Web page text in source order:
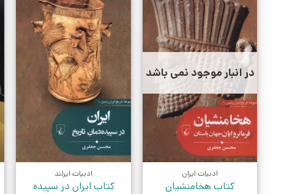
در انبار موجود نمی باشد
ادبیات ایران
کتاب هخامنشیان
ادبیات ایرلند
کتاب ایران در سپیده